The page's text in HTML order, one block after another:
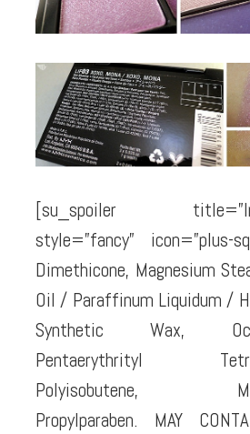
[su_spoiler
style=”fancy” icon=”plus-
Dimethicone, Magnesium
Oil / Paraffinum Liquidum /
Synthetic Wax,
Pentaerythrityl
Polyisobutene,
Propylparaben. MAY